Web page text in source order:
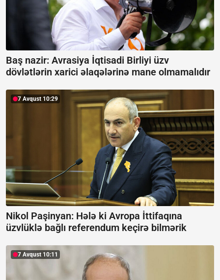
Baş nazir: Avrasiya İqtisadi Birliyi üzv
dövlətlərin xarici əlaqələrinə mane olmamalıdır
7 Avqust 10:29
Nikol Paşinyan: Hələ ki Avropa İttifaqına
üzvlüklə bağlı referendum keçirə bilmərik
7 Avqust 10:11